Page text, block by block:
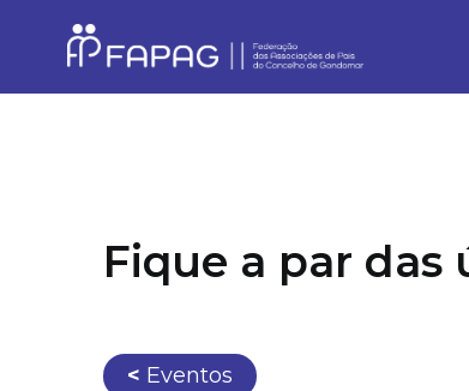
Fique a par das
< Eventos